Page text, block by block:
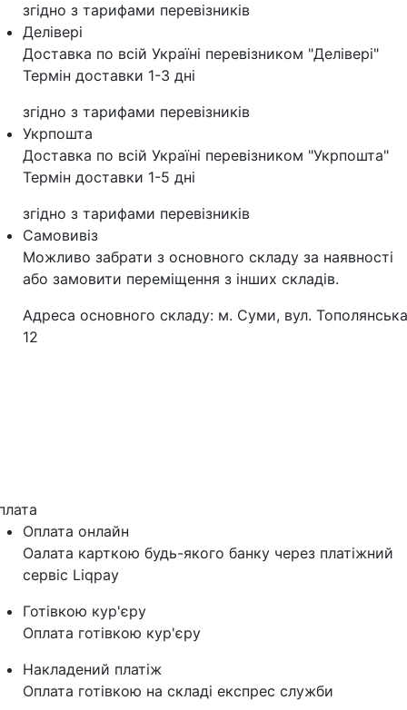
згідно з тарифами перевізників
Делівері
Доставка по всій Україні перевізником "Делівері"
Термін доставки 1-3 дні
згідно з тарифами перевізників
Укрпошта
Доставка по всій Україні перевізником "Укрпошта"
Термін доставки 1-5 дні
згідно з тарифами перевізників
Самовивіз
Можливо забрати з основного складу за наявності
або замовити переміщення з інших складів.
Адреса основного складу: м. Суми, вул.
12
Оплата онлайн
Оалата карткою будь-якого банку через платіжний
сервіс Liqpay
Готівкою кур'єру
Оплата готівкою кур'єру
Накладений платіж
Оплата готівкою на складі експрес служби